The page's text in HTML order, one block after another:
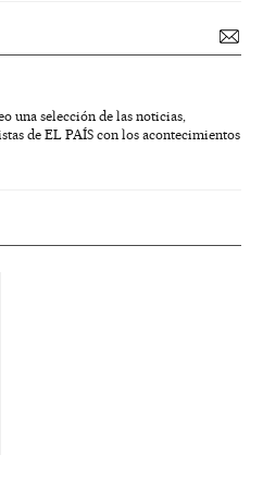
una selección de las noticias,
de EL PAÍS con los acontecimientos